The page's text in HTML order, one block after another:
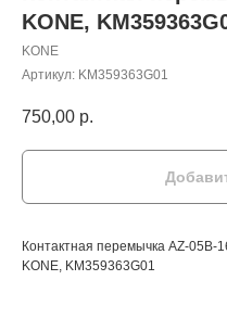
KONE,
KONE
Артикул: KM359363G01
750,00 р.
Контактная перемычка AZ-05B-
KONE, KM359363G01